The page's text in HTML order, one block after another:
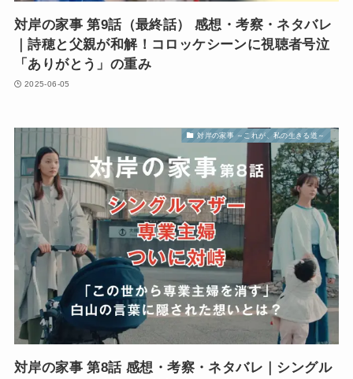
対岸の家事 第9話（最終話） 感想・考察・ネタバレ
｜詩穂と父親が和解！コロッケシーンに視聴者号泣
「ありがとう」の重み
2025-06-05
対岸の家事 ～これが、私の生きる道～
対岸の家事 第8話 感想・考察・ネタバレ｜シングル